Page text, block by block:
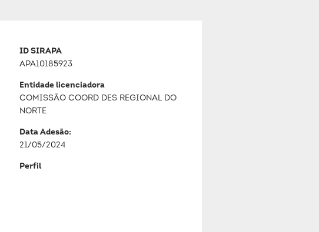
ID SIRAPA
APA10185923
Entidade licenciadora
COMISSÃO COORD DES REGIONAL DO
NORTE
Data Adesão:
21/05/2024
Perfil